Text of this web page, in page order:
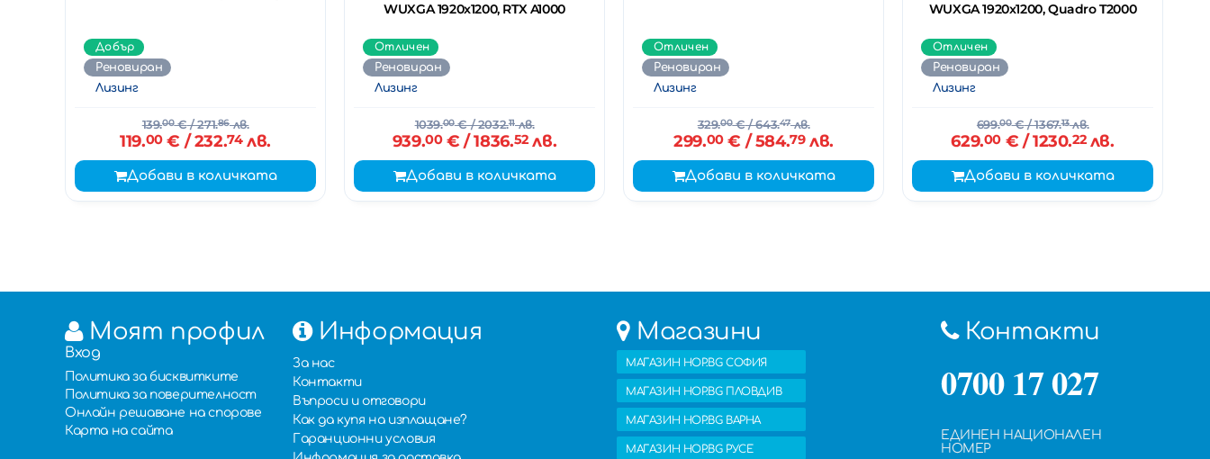
Добър
Реновиран
Лизинг
139.00€/ 271.86лв.
119.00€ / 232.74лв.
Добави в количката
WUXGA 1920x1200, RTX A1000
Отличен
Реновиран
Лизинг
1039.00€/ 2032.11лв.
939.00€ / 1836.52лв.
Добави в количката
Отличен
Реновиран
Лизинг
329.00€/ 643.47лв.
299.00€ / 584.79лв.
Добави в количката
WUXGA 1920x1200, Quadro T2000
Отличен
Реновиран
Лизинг
699.00€/ 1367.13лв.
629.00€ / 1230.22лв.
Добави в количката
Моят профил
Вход
Политика за бисквитките
Политика за поверителност
Онлайн решаване на спорове
Карта на сайта
Информация
За нас
Контакти
Въпроси и отговори
Как да купя на изплащане?
Гаранционни условия
Магазини
МАГАЗИН HOP.BG СОФИЯ
МАГАЗИН HOP.BG ПЛОВДИВ
МАГАЗИН HOP.BG ВАРНА
МАГАЗИН HOP.BG РУСЕ
Контакти
0700 17 027
ЕДИНЕН НАЦИОНАЛЕН
НОМЕР